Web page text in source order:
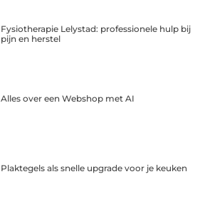
Fysiotherapie Lelystad: professionele hulp bij
pijn en herstel
Alles over een Webshop met AI
Plaktegels als snelle upgrade voor je keuken